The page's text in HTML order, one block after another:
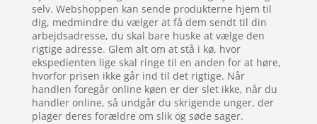
selv. Webshoppen kan sende produkterne hjem til
dig, medmindre du vælger at få dem sendt til din
arbejdsadresse, du skal bare huske at vælge den
rigtige adresse. Glem alt om at stå i kø, hvor
ekspedienten lige skal ringe til en anden for at høre,
hvorfor prisen ikke går ind til det rigtige. Når
handlen foregår online køen er der slet ikke, når du
handler online, så undgår du skrigende unger, der
plager deres forældre om slik og søde sager.